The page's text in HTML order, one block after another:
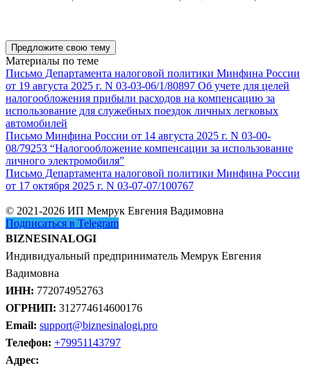
Предложите свою тему
Материалы по теме
Письмо Департамента налоговой политики Минфина России
от 19 августа 2025 г. N 03-03-06/1/80897 Об учете для целей
налогообложения прибыли расходов на компенсацию за
использование для служебных поездок личных легковых
автомобилей
Письмо Минфина России от 14 августа 2025 г. N 03-00-
08/79253 “Налогообложение компенсации за использование
личного электромобиля”
Письмо Департамента налоговой политики Минфина России
от 17 октября 2025 г. N 03-07-07/100767
© 2021-2026 ИП Мемрук Евгения Вадимовна
Подписаться в Telegram
BIZNESINALOGI
Индивидуальный предприниматель Мемрук Евгения
Вадимовна
ИНН: 772074952763
ОГРНИП: 312774614600176
Email: support@biznesinalogi.pro
Телефон: +79951143797
Адрес: